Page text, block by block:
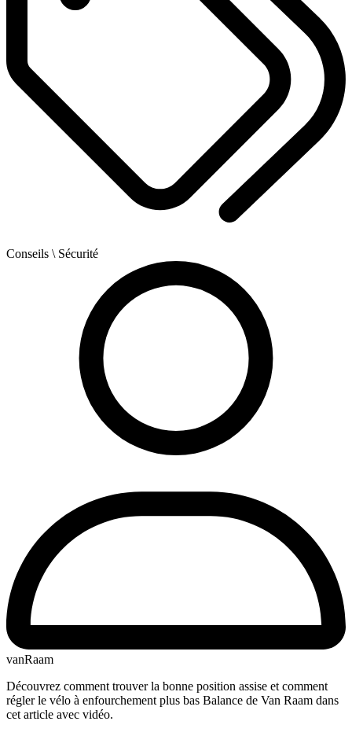
Conseils \ Sécurité
vanRaam
Découvrez comment trouver la bonne position assise et comment
régler le vélo à enfourchement plus bas Balance de Van Raam dans
cet article avec vidéo.